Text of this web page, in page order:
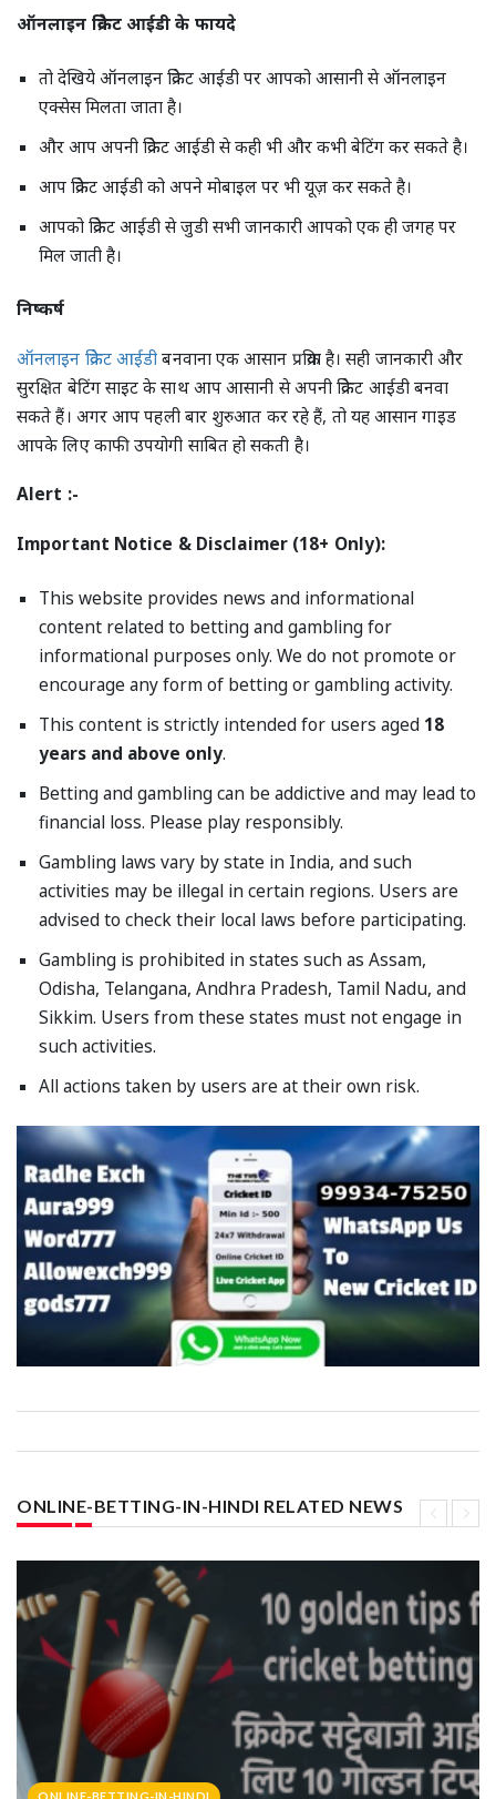
ऑनलाइन क्रिकेट आईडी के फायदे
तो देखिये ऑनलाइन क्रिकेट आईडी पर आपको आसानी से ऑनलाइन
एक्सेस मिलता जाता है।
और आप अपनी क्रिकेट आईडी से कही भी और कभी बेटिंग कर सकते है।
आप क्रिकेट आईडी को अपने मोबाइल पर भी यूज़ कर सकते है।
आपको क्रिकेट आईडी से जुडी सभी जानकारी आपको एक ही जगह पर
मिल जाती है।
निष्कर्ष
ऑनलाइन क्रिकेट आईडीबनवाना एक आसान प्रक्रिया है। सही जानकारी और
सुरक्षित बेटिंग साइट के साथ आप आसानी से अपनी क्रिकेट आईडी बनवा
सकते हैं। अगर आप पहली बार शुरुआत कर रहे हैं, तो यह आसान गाइड
आपके लिए काफी उपयोगी साबित हो सकती है।
Alert :-
Important Notice & Disclaimer (18+ Only):
This website provides news and informational
content related to betting and gambling for
informational purposes only. We do not promote or
encourage any form of betting or gambling activity.
This content is strictly intended for users aged 18
years and above only.
Betting and gambling can be addictive and may lead to
financial loss. Please play responsibly.
Gambling laws vary by state in India, and such
activities may be illegal in certain regions. Users are
advised to check their local laws before participating.
Gambling is prohibited in states such as Assam,
Odisha, Telangana, Andhra Pradesh, Tamil Nadu, and
Sikkim. Users from these states must not engage in
such activities.
All actions taken by users are at their own risk.
ONLINE-BETTING-IN-HINDI RELATED NEWS
ONLINE-BETTING-IN-HINDI